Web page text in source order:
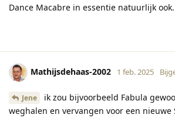
Dance Macabre in essentie natuurlijk ook.
Mathijsdehaas-2002 1 feb. 2025
Jene
ik zou bijvoorbeeld Fabula
weghalen en vervangen voor een nieuwe